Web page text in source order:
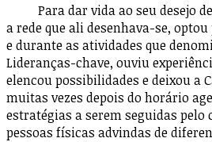
Para dar vida ao seu desejo
a rede que ali desenhava-se,
e durante as atividades que
Lideranças-chave, ouviu
elencou possibilidades e deixou a
muitas vezes depois do horário
estratégias a serem seguidas pelo
pessoas físicas advindas de